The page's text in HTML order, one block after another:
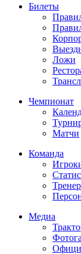
Билеты
Ложи
Чемпионат
Матчи
Команда
Медиа